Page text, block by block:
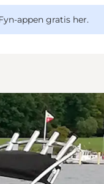
appen gratis her.